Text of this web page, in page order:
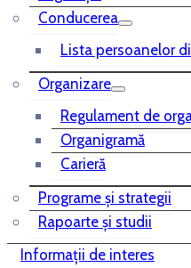
Conducerea
Lista persoanelor
Organizare
Regulament de
Organigramă
Carieră
Programe și strategii
Rapoarte și studii
Informații de interes